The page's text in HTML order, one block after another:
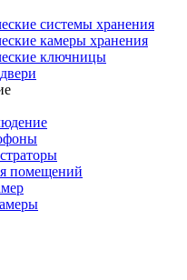
системы хранения
камеры хранения
ключницы
помещений